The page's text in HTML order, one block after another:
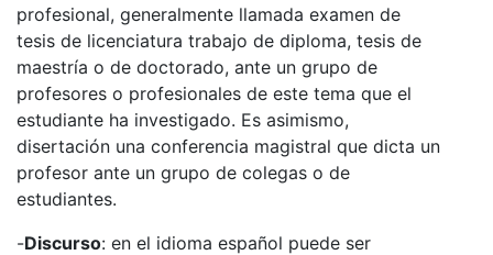
profesional, generalmente llamada examen de
tesis de licenciatura trabajo de diploma, tesis de
maestría o de doctorado, ante un grupo de
profesores o profesionales de este tema que el
estudiante ha investigado. Es asimismo,
disertación una conferencia magistral que dicta un
profesor ante un grupo de colegas o de
estudiantes.
-Discurso: en el idioma español puede ser